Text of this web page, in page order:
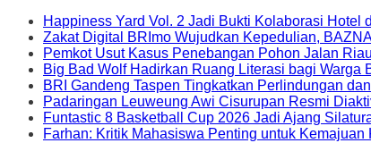
Happiness Yard Vol. 2 Jadi Bukti Kolaborasi
Zakat Digital BRImo Wujudkan Kepedulian,
Pemkot Usut Kasus Penebangan Pohon Jalan
Big Bad Wolf Hadirkan Ruang Literasi bagi Warga
BRI Gandeng Taspen Tingkatkan Perlindungan
Padaringan Leuweung Awi Cisurupan Resmi
Funtastic 8 Basketball Cup 2026 Jadi Ajang
Farhan: Kritik Mahasiswa Penting untuk Kemajuan